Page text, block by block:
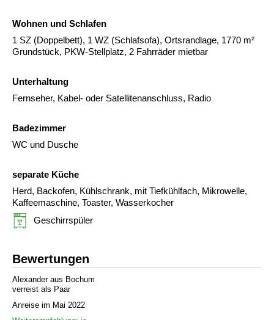
Wohnen und Schlafen
1 SZ (Doppelbett), 1 WZ (Schlafsofa), Ortsrandlage, 1770 m²
Grundstück, PKW-Stellplatz, 2 Fahrräder mietbar
Unterhaltung
Fernseher, Kabel- oder Satellitenanschluss, Radio
Badezimmer
WC und Dusche
separate Küche
Herd, Backofen, Kühlschrank, mit Tiefkühlfach, Mikrowelle,
Kaffeemaschine, Toaster, Wasserkocher
Geschirrspüler
Bewertungen
Alexander aus Bochum
verreist als Paar
Anreise im Mai 2022